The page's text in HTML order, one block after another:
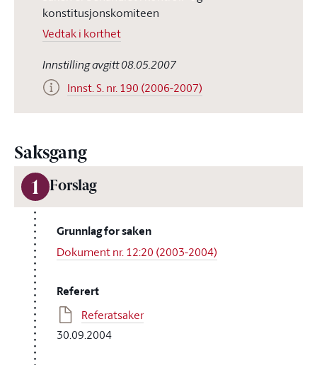
konstitusjonskomiteen
Vedtak i korthet
Innstilling avgitt 08.05.2007
Innst. S. nr. 190 (2006-2007)
Saksgang
1 Forslag
Grunnlag for saken
Dokument nr. 12:20 (2003-2004)
Referert
Referatsaker
30.09.2004